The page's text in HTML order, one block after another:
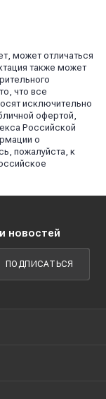
может отличаться
также может
что все
исключительно
офертой,
Российской
о
пожалуйста, к
новостей
ПОДПИСАТЬСЯ